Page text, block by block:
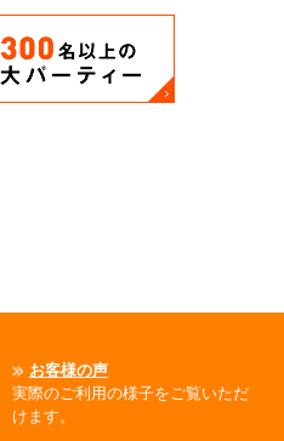
お客様の声
実際のご利用の様子をご覧いただ
けます。